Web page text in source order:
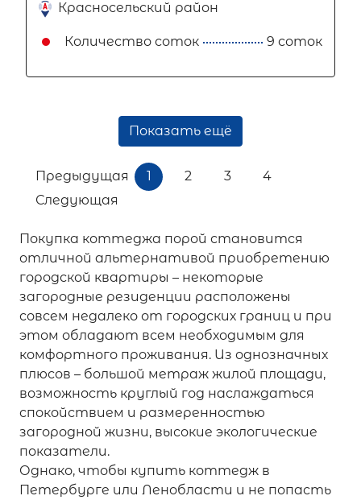
Красносельский район
Количество соток 9 соток
Показать ещё
Предыдущая 1 2 3
4
Следующая
Покупка коттеджа порой становится
отличной альтернативой приобретению
городской квартиры – некоторые
загородные резиденции расположены
совсем недалеко от городских границ и при
этом обладают всем необходимым для
комфортного проживания. Из однозначных
плюсов – большой метраж жилой площади,
возможность круглый год наслаждаться
спокойствием и размеренностью
загородной жизни, высокие экологические
показатели.
Однако, чтобы купить коттедж в
Петербурге или Ленобласти и не попасть